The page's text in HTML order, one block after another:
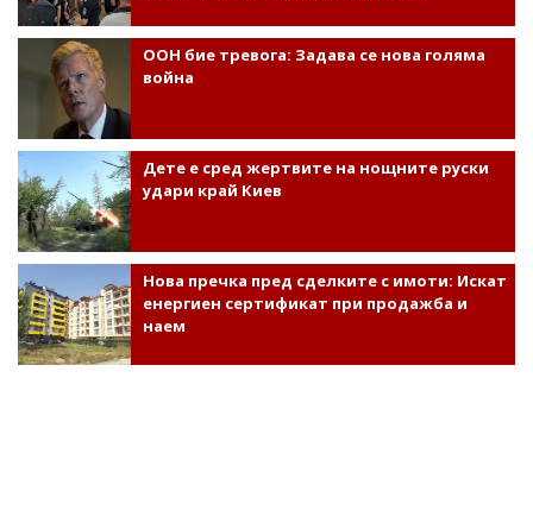
ООН бие тревога: Задава се нова голяма
война
Дете е сред жертвите на нощните руски
удари край Киев
Нова пречка пред сделките с имоти: Искат
енергиен сертификат при продажба и
наем